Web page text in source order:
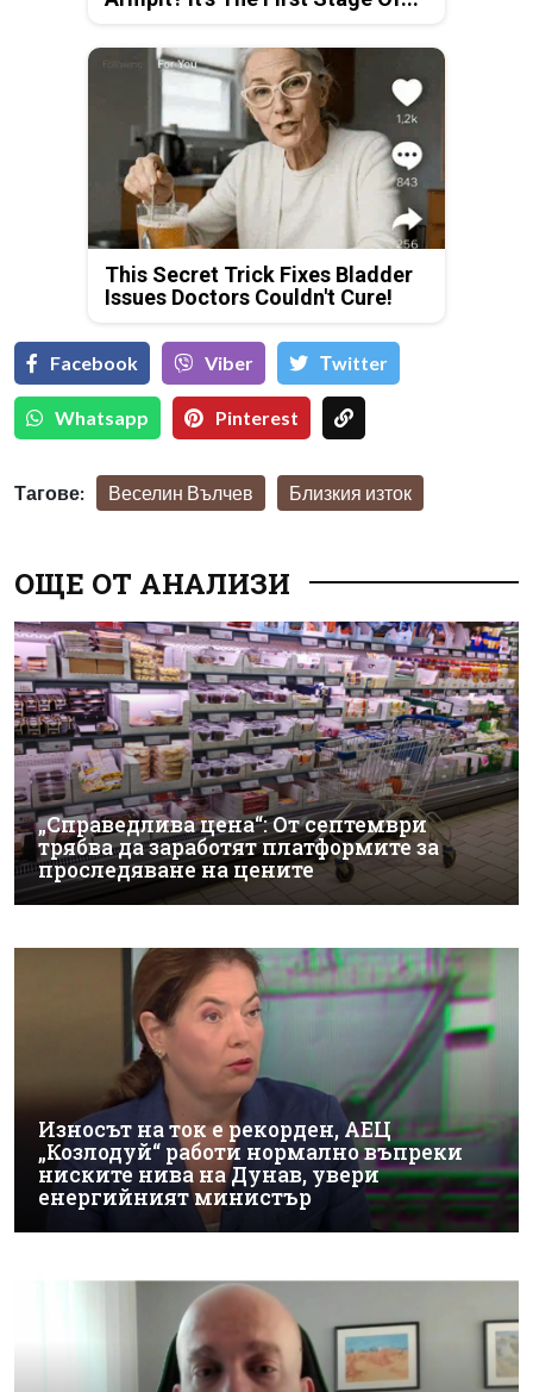
This Secret Trick Fixes Bladder
Issues Doctors Couldn't Cure!
Facebook Viber Тwitter
Whatsapp Pinterest
Тагове: Веселин Вълчев Близкия изток
ОЩЕ ОТ АНАЛИЗИ
„Справедлива цена“: От септември
трябва да заработят платформите за
проследяване на цените
Износът на ток е рекорден, АЕЦ
„Козлодуй“ работи нормално въпреки
ниските нива на Дунав, увери
енергийният министър